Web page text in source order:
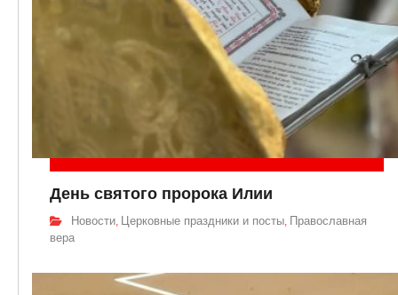
День святого пророка Илии
Новости Церковные праздники и посты Православная
вера